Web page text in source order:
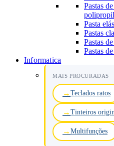
Pastas
Pasta
Pastas
Pastas
Pastas
Informatica
MAIS PROCURADAS
Teclados ratos
Tinteiros
Multifunções